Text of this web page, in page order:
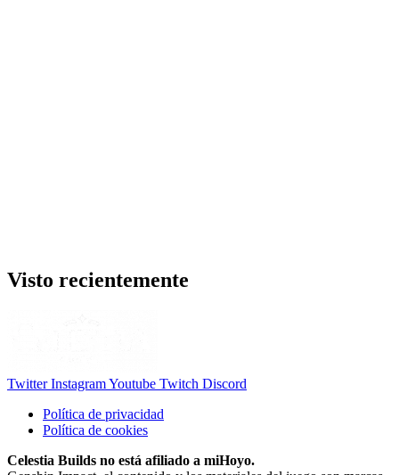
Visto recientemente
Twitter InstagramYoutube Twitch Discord
Política de privacidad
Política de cookies
Celestia Builds no está afiliado a miHoyo.